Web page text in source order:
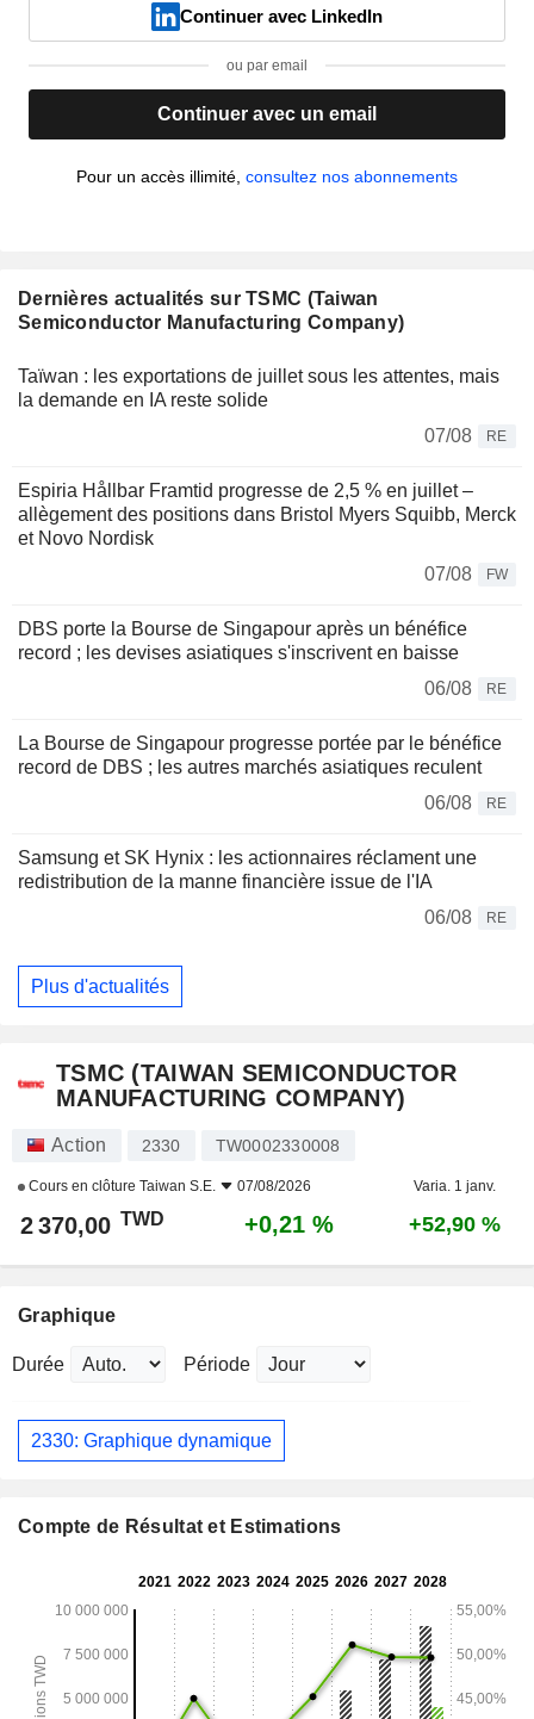
Continuer avec LinkedIn
ou par email
Continuer avec un email
Pour un accès illimité, consultez nos abonnements
Dernières actualités sur TSMC (Taiwan
Semiconductor Manufacturing Company)
Taïwan : les exportations de juillet sous les attentes, mais
la demande en IA reste solide
07/08
RE
Espiria Hållbar Framtid progresse de 2,5 % en juillet –
allègement des positions dans Bristol Myers Squibb, Merck
et Novo Nordisk
07/08
FW
DBS porte la Bourse de Singapour après un bénéfice
record ; les devises asiatiques s'inscrivent en baisse
06/08
RE
La Bourse de Singapour progresse portée par le bénéfice
record de DBS ; les autres marchés asiatiques reculent
06/08
RE
Samsung et SK Hynix : les actionnaires réclament une
redistribution de la manne financière issue de l'IA
06/08
RE
Plus d'actualités
TSMC (TAIWAN SEMICONDUCTOR
MANUFACTURING COMPANY)
Action 2330 TW0002330008
Cours en clôture Taiwan S.E. 07/08/2026 Varia. 1 janv.
2 370,00 TWD +0,21 % +52,90 %
Graphique
Durée Période
2330: Graphique dynamique
Compte de Résultat et Estimations